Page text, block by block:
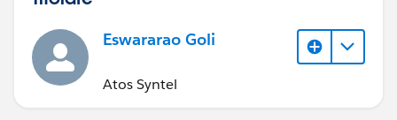
Eswararao Goli
Atos Syntel